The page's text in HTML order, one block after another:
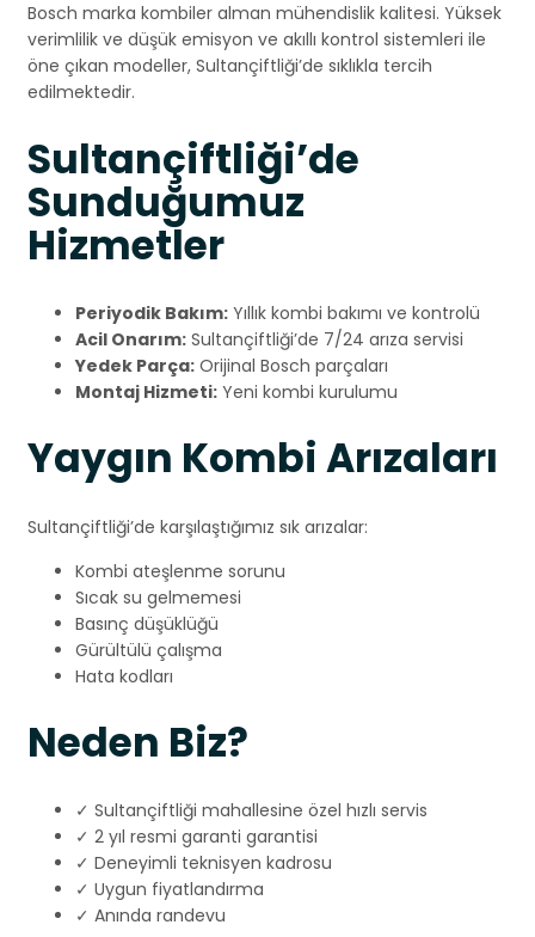
Bosch marka kombiler alman mühendislik kalitesi. Yüksek
verimlilik ve düşük emisyon ve akıllı kontrol sistemleri ile
öne çıkan modeller, Sultançiftliği’de sıklıkla tercih
edilmektedir.
Sultançiftliği’de
Sunduğumuz
Hizmetler
Periyodik Bakım: Yıllık kombi bakımı ve kontrolü
Acil Onarım: Sultançiftliği’de 7/24 arıza servisi
Yedek Parça: Orijinal Bosch parçaları
Montaj Hizmeti: Yeni kombi kurulumu
Yaygın Kombi Arızaları
Sultançiftliği’de karşılaştığımız sık arızalar:
Kombi ateşlenme sorunu
Sıcak su gelmemesi
Basınç düşüklüğü
Gürültülü çalışma
Hata kodları
Neden Biz?
✓ Sultançiftliği mahallesine özel hızlı servis
✓ 2 yıl resmi garanti garantisi
✓ Deneyimli teknisyen kadrosu
✓ Uygun fiyatlandırma
✓ Anında randevu